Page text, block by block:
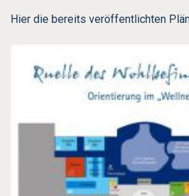
Hier die bereits veröffentlichten